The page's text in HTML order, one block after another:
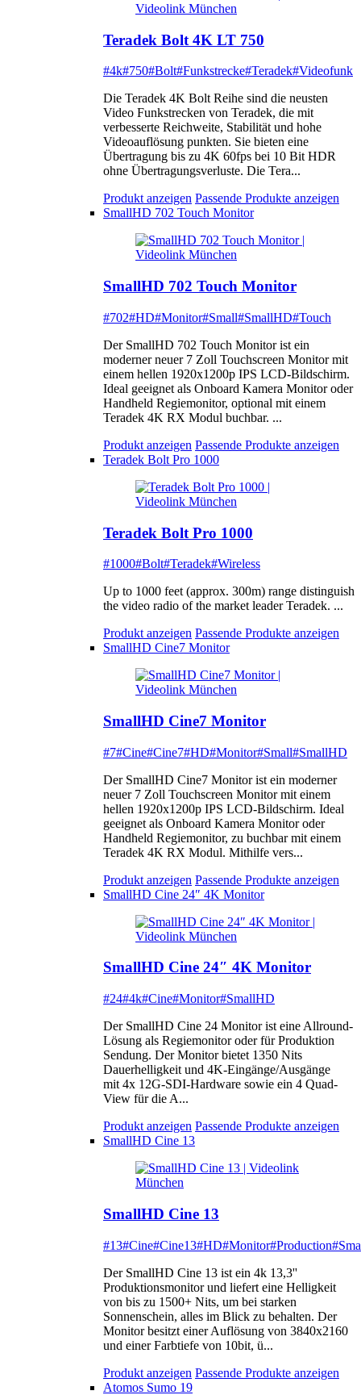
Teradek Bolt 4K LT 750
#4k#750#Bolt#Funkstrecke#Teradek#Videofunk
Die Teradek 4K Bolt Reihe sind die neusten
Video Funkstrecken von Teradek, die mit
verbesserte Reichweite, Stabilität und hohe
Videoauflösung punkten. Sie bieten eine
Übertragung bis zu 4K 60fps bei 10 Bit HDR
ohne Übertragungsverluste. Die Tera...
Produkt anzeigen Passende Produkte anzeigen
SmallHD 702 Touch Monitor
SmallHD 702 Touch Monitor
#702#HD#Monitor#Small#SmallHD#Touch
Der SmallHD 702 Touch Monitor ist ein
moderner neuer 7 Zoll Touchscreen Monitor mit
einem hellen 1920x1200p IPS LCD-Bildschirm.
Ideal geeignet als Onboard Kamera Monitor oder
Handheld Regiemonitor, optional mit einem
Teradek 4K RX Modul buchbar. ...
Produkt anzeigen Passende Produkte anzeigen
Teradek Bolt Pro 1000
Teradek Bolt Pro 1000
#1000#Bolt#Teradek#Wireless
Up to 1000 feet (approx. 300m) range distinguish
the video radio of the market leader Teradek. ...
Produkt anzeigen Passende Produkte anzeigen
SmallHD Cine7 Monitor
SmallHD Cine7 Monitor
#7#Cine#Cine7#HD#Monitor#Small#SmallHD
Der SmallHD Cine7 Monitor ist ein moderner
neuer 7 Zoll Touchscreen Monitor mit einem
hellen 1920x1200p IPS LCD-Bildschirm. Ideal
geeignet als Onboard Kamera Monitor oder
Handheld Regiemonitor, zu buchbar mit einem
Teradek 4K RX Modul. Mithilfe vers...
Produkt anzeigen Passende Produkte anzeigen
SmallHD Cine 24″ 4K Monitor
SmallHD Cine 24″ 4K Monitor
#24#4k#Cine#Monitor#SmallHD
Der SmallHD Cine 24 Monitor ist eine Allround-
Lösung als Regiemonitor oder für Produktion
Sendung. Der Monitor bietet 1350 Nits
Dauerhelligkeit und 4K-Eingänge/Ausgänge
mit 4x 12G-SDI-Hardware sowie ein 4 Quad-
View für die A...
Produkt anzeigen Passende Produkte anzeigen
SmallHD Cine 13
SmallHD Cine 13
#13#Cine#Cine13#HD#Monitor#Production
Der SmallHD Cine 13 ist ein 4k 13,3''
Produktionsmonitor und liefert eine Helligkeit
von bis zu 1500+ Nits, um bei starken
Sonnenschein, alles im Blick zu behalten. Der
Monitor besitzt einer Auflösung von 3840x2160
und einer Farbtiefe von 10bit, ü...
Produkt anzeigen Passende Produkte anzeigen
Atomos Sumo 19